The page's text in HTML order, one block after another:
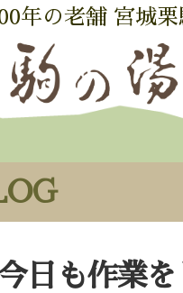
年の老舗 宮城
日も作業